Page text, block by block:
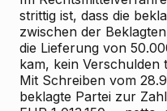
strittig ist, dass die
zwischen der
die Lieferung von
kam, kein Verschulden
Mit Schreiben vom
beklagte Partei zur